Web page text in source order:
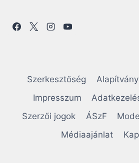
FEL
KALAUZ
AZ
EGÉSZ
–
RÉSZ
Szerkesztőség Alapítvány
Impresszum
Szerzői jogok
ÁSzF
Médiaajánlat